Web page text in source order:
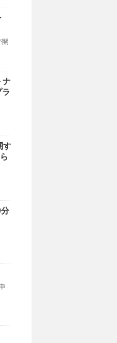
ナ
す